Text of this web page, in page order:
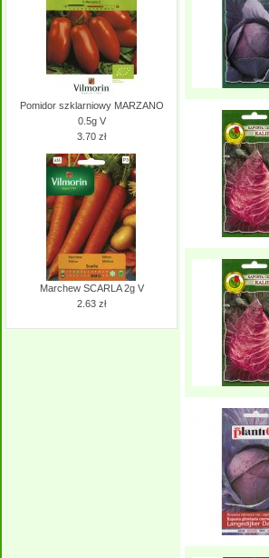
Pomidor szklarniowy MARZANO
0.5g V
3.70 zł
Marchew SCARLA 2g V
2.63 zł